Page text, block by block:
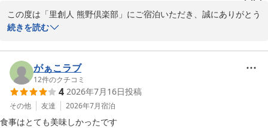
この度は「里創人 熊野倶楽部」にご宿泊いただき、誠にありがとう
ございました。
朝夕のお料理を楽しんでいただけたことや、お子様もイベントを楽
しみ、ご満足いただけたとのお言葉、心温まる気持ちで拝読いたし
ました。
ぜひまた季節を変えて、熊野倶楽部の魅力をお楽しみくださいま
せ。
スタッフ一同心を込めたおもてなしに努めてまいります。
続きを読む
がぁこラブ
12件のクチコミ
4 2026年7月16日投稿
その他 友達 2026年7月宿泊
食事はとても美味しかったです